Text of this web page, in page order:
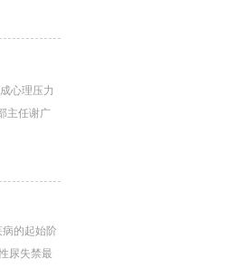
心理压力
主任谢广
的起始阶
尿失禁最